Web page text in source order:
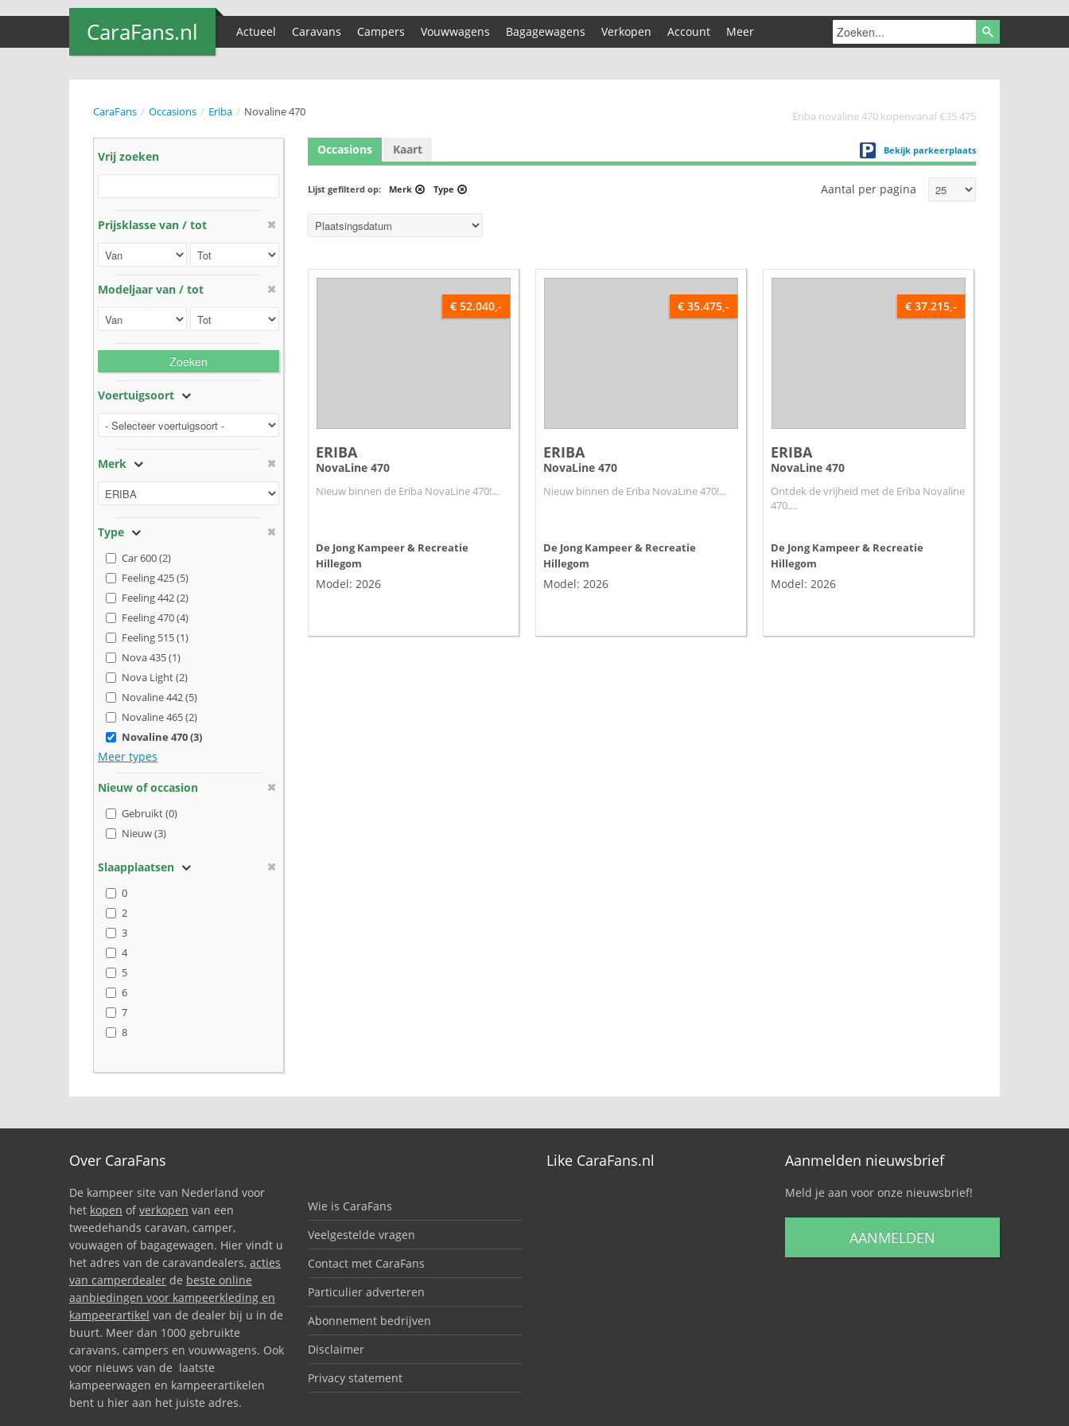
CaraFans.nl Actueel Caravans Campers Vouwwagens Bagagewagens Verkopen Account Meer
CaraFans / Occasions / Eriba / Novaline 470 Eriba novaline 470 kopenvanaf €35.475
Vrij zoeken
Prijsklasse van / tot
Modeljaar van / tot
Zoeken
Voertuigsoort
Merk
Type
Car 600 (2)
Feeling 425 (5)
Feeling 442 (2)
Feeling 470 (4)
Feeling 515 (1)
Nova 435 (1)
Nova Light (2)
Novaline 442 (5)
Novaline 465 (2)
Novaline 470 (3)
Meer types
Nieuw of occasion
Gebruikt (0)
Nieuw (3)
Slaapplaatsen
0
2
3
4
5
6
7
8
Bekijk parkeerplaats
Occasions Kaart
Lijst gefilterd op: Merk Type Aantal per pagina
€ 52.040,-
ERIBA
NovaLine 470
Nieuw binnen de Eriba NovaLine 470!...
De Jong Kampeer & Recreatie
Hillegom
Model: 2026
€ 35.475,-
ERIBA
NovaLine 470
Nieuw binnen de Eriba NovaLine 470!...
De Jong Kampeer & Recreatie
Hillegom
Model: 2026
€ 37.215,-
ERIBA
NovaLine 470
Ontdek de vrijheid met de Eriba Novaline
470....
De Jong Kampeer & Recreatie
Hillegom
Model: 2026
Over CaraFans
De kampeer site van Nederland voor
het kopen ofverkopen van een
tweedehands caravan, camper,
vouwagen of bagagewagen. Hier vindt u
het adres van de caravandealers, acties
van camperdealer de beste online
aanbiedingen voor kampeerkleding en
kampeerartikel van de dealer bij u in de
buurt. Meer dan 1000 gebruikte
caravans, campers en vouwwagens. Ook
voor nieuws van de laatste
kampeerwagen en kampeerartikelen
bent u hier aan het juiste adres.
Wie is CaraFans
Veelgestelde vragen
Contact met CaraFans
Particulier adverteren
Abonnement bedrijven
Disclaimer
Privacy statement
Like CaraFans.nl Aanmelden nieuwsbrief
Meld je aan voor onze nieuwsbrief!
AANMELDEN